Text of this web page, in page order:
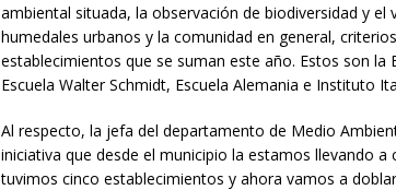
ambiental situada, la observación de biodiversidad y el
humedales urbanos y la comunidad en general,
establecimientos que se suman este año. Estos son la
Escuela Walter Schmidt, Escuela Alemania e Instituto
Al respecto, la jefa del departamento de Medio
iniciativa que desde el municipio la estamos llevando
tuvimos cinco establecimientos y ahora vamos a